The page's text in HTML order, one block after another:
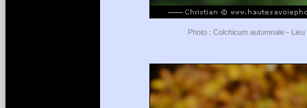
Photo : Colchicum autumnale -